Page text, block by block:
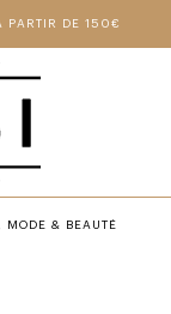
PARTIR DE 150€
MODE & BEAUTÉ